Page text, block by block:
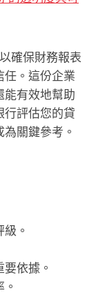
確保財務報表
任。這份企業
能有效地幫助
行評估您的貸
關鍵參考。
。
依據。